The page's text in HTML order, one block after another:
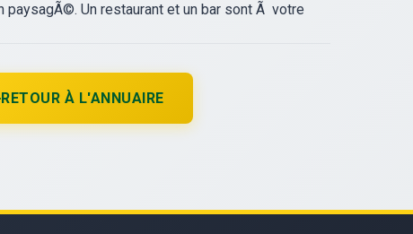
paysagÃ©. Un restaurant et un bar sont Ã votre
RETOUR À L'ANNUAIRE